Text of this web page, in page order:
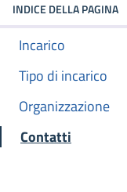
INDICE DELLA PAGINA
Incarico
Tipo di incarico
Organizzazione
Contatti